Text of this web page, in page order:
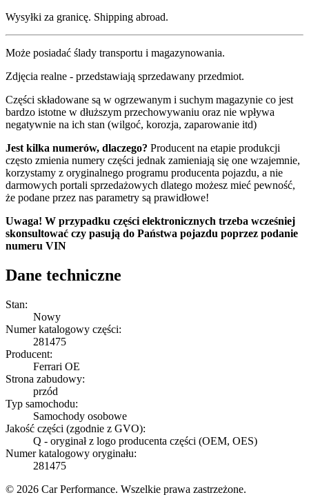
Wysyłki za granicę. Shipping abroad.
Może posiadać ślady transportu i magazynowania.
Zdjęcia realne - przedstawiają sprzedawany przedmiot.
Części składowane są w ogrzewanym i suchym magazynie co jest
bardzo istotne w dłuższym przechowywaniu oraz nie wpływa
negatywnie na ich stan (wilgoć, korozja, zaparowanie itd)
Jest kilka numerów, dlaczego? Producent na etapie produkcji
często zmienia numery części jednak zamieniają się one wzajemnie,
korzystamy z oryginalnego programu producenta pojazdu, a nie
darmowych portali sprzedażowych dlatego możesz mieć pewność,
że podane przez nas parametry są prawidłowe!
Uwaga! W przypadku części elektronicznych trzeba wcześniej
skonsultować czy pasują do Państwa pojazdu poprzez podanie
numeru VIN
Dane techniczne
Stan:
Nowy
Numer katalogowy części:
281475
Producent:
Ferrari OE
Strona zabudowy:
przód
Typ samochodu:
Samochody osobowe
Jakość części (zgodnie z GVO):
Q - oryginał z logo producenta części (OEM, OES)
Numer katalogowy oryginału:
281475
© 2026 Car Performance. Wszelkie prawa zastrzeżone.